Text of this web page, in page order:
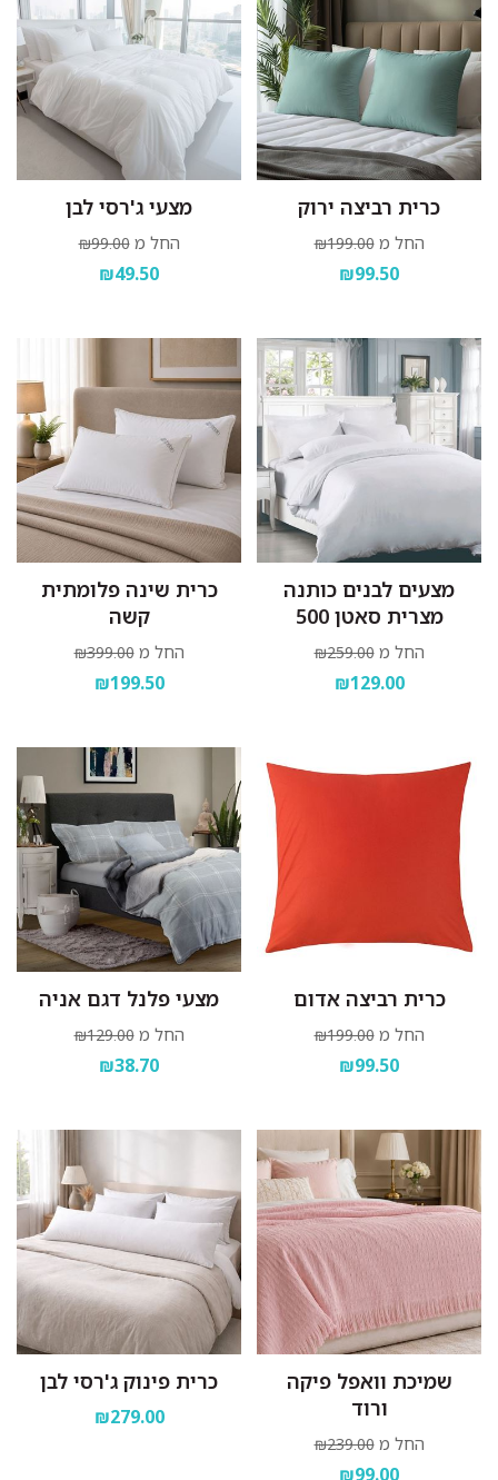
כרית רביצה ירוק
החל מ ₪199.00
₪99.50
מצעי ג'רסי לבן
החל מ ₪99.00
₪49.50
מצעים לבנים כותנה
מצרית סאטן 500
החל מ ₪259.00
₪129.00
כרית שינה פלומתית
קשה
החל מ ₪399.00
₪199.50
כרית רביצה אדום
החל מ ₪199.00
₪99.50
מצעי פלנל דגם אניה
החל מ ₪129.00
₪38.70
שמיכת וואפל פיקה
ורוד
החל מ ₪239.00
₪99.00
כרית פינוק ג'רסי לבן
₪279.00